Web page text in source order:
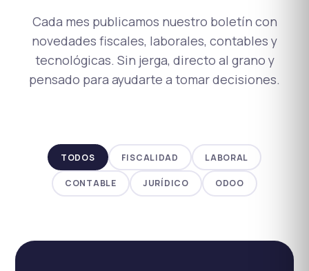
Cada mes publicamos nuestro boletín con
novedades fiscales, laborales, contables y
tecnológicas. Sin jerga, directo al grano y
pensado para ayudarte a tomar decisiones.
TODOS FISCALIDAD LABORAL
CONTABLE JURÍDICO ODOO